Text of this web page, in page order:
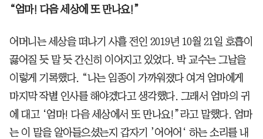
“엄마! 다음 세상에 또 만나요!”
어머니는 세상을 떠나기 사흘 전인 2019년 10월 21일 호흡이
끓어질 듯 말 듯 간신히 이어지고 있었다. 박 교수는 그날을
이렇게 기록했다. “나는 임종이 가까워졌다 여겨 엄마에게
마지막 작별 인사를 해야겠다고 생각했다. 그래서 엄마의 귀
에 대고 ‘엄마! 다음 세상에서 또 만나요!”라고 말했다. 엄마
는 이 말을 알아들으셨는지 갑자기 ’어어어‘ 하는 소리를 내